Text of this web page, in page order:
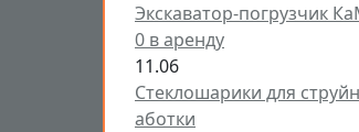
Экскаватор-погрузчик
0 в аренду
11.06
Стеклошарики для
аботки